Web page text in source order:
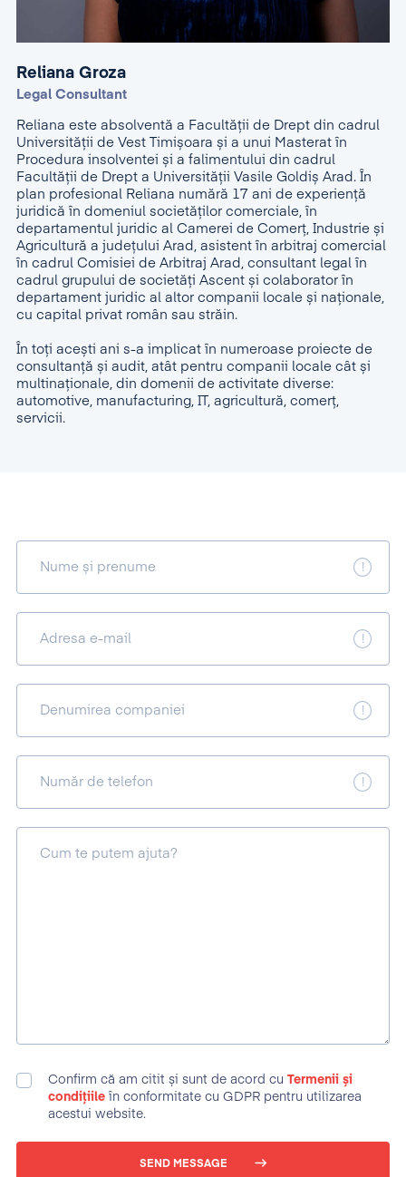
Reliana Groza
Legal Consultant
Reliana este absolventă a Facultății de Drept din cadrul
Universității de Vest Timișoara și a unui Masterat în
Procedura insolventei și a falimentului din cadrul
Facultății de Drept a Universității Vasile Goldiș Arad. În
plan profesional Reliana numără 17 ani de experienţă
juridică în domeniul societăților comerciale, în
departamentul juridic al Camerei de Comerț, Industrie și
Agricultură a județului Arad, asistent în arbitraj comercial
în cadrul Comisiei de Arbitraj Arad, consultant legal în
cadrul grupului de societăți Ascent și colaborator în
departament juridic al altor companii locale și naționale,
cu capital privat român sau străin.
În toți acești ani s-a implicat în numeroase proiecte de
consultanță și audit, atât pentru companii locale cât și
multinaționale, din domenii de activitate diverse:
automotive, manufacturing, IT, agricultură, comerț,
servicii.
Nume și prenume
Adresa e-mail
Denumirea companiei
Număr de telefon
Cum te putem ajuta?
Confirm că am citit și sunt de acord cu Termenii și
condițiile în conformitate cu GDPR pentru utilizarea
acestui website.
SEND MESSAGE